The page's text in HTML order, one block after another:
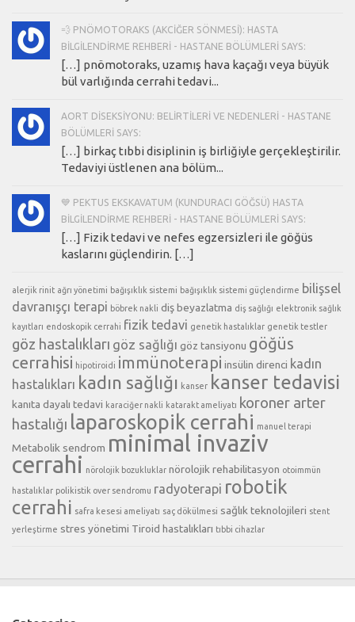
💨 PNÖMOTORAKS (AKCIĞER SÖNMESI): HASTA
BILGILENDIRME REHBERI - HASTANE BÖLÜMLERI SAYS:
[…] pnömotoraks, uzamış hava kaçağı veya büyük
bül varlığında cerrahi tedavi...
AORT DISEKSIYONU: BELIRTILERI VE NEDENLERI - HASTANE
BÖLÜMLERI SAYS:
[…] birkaç tıbbi disiplinin iş birliğiyle gerçekleştirilir.
Tedaviyi üstlenen ana bölüm...
💙 PEKTUS EKSKAVATUM (KUNDURACI GÖĞSÜ) HASTA
BILGILENDIRME REHBERI - HASTANE BÖLÜMLERI SAYS:
[…] Fizik tedavi ve nefes egzersizleri ile göğüs
kaslarını güçlendirin. […]
alerjik rinit ağrı yönetimi bağışıklık sistemi bağışıklık sistemi güçlendirme bilişsel
davranışçı terapi böbrek nakli diş beyazlatma diş sağlığı elektronik sağlık
kayıtları endoskopik cerrahi fizik tedavi genetik hastalıklar genetik testler
göz hastalıkları göz sağlığı göz tansiyonu göğüs
cerrahisi hipotiroidi immünoterapi insülin direnci kadın
hastalıkları kadın sağlığı kanser kanser tedavisi
kanıta dayalı tedavi karaciğer nakli katarakt ameliyatı koroner arter
hastalığı laparoskopik cerrahi manuel terapi
Metabolik sendrom minimal invaziv
cerrahi nörolojik bozukluklar nörolojik rehabilitasyon otoimmün
hastalıklar polikistik over sendromu radyoterapi robotik
cerrahi safra kesesi ameliyatı saç dökülmesi sağlık teknolojileri stent
yerleştirme stres yönetimi Tiroid hastalıkları tıbbi cihazlar